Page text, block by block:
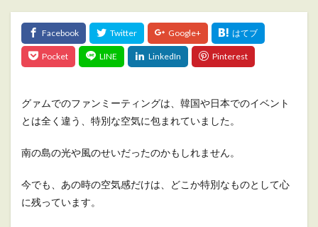
グァムでのファンミーティングは、韓国や日本でのイベント
とは全く違う、特別な空気に包まれていました。
南の島の光や風のせいだったのかもしれません。
今でも、あの時の空気感だけは、どこか特別なものとして心
に残っています。